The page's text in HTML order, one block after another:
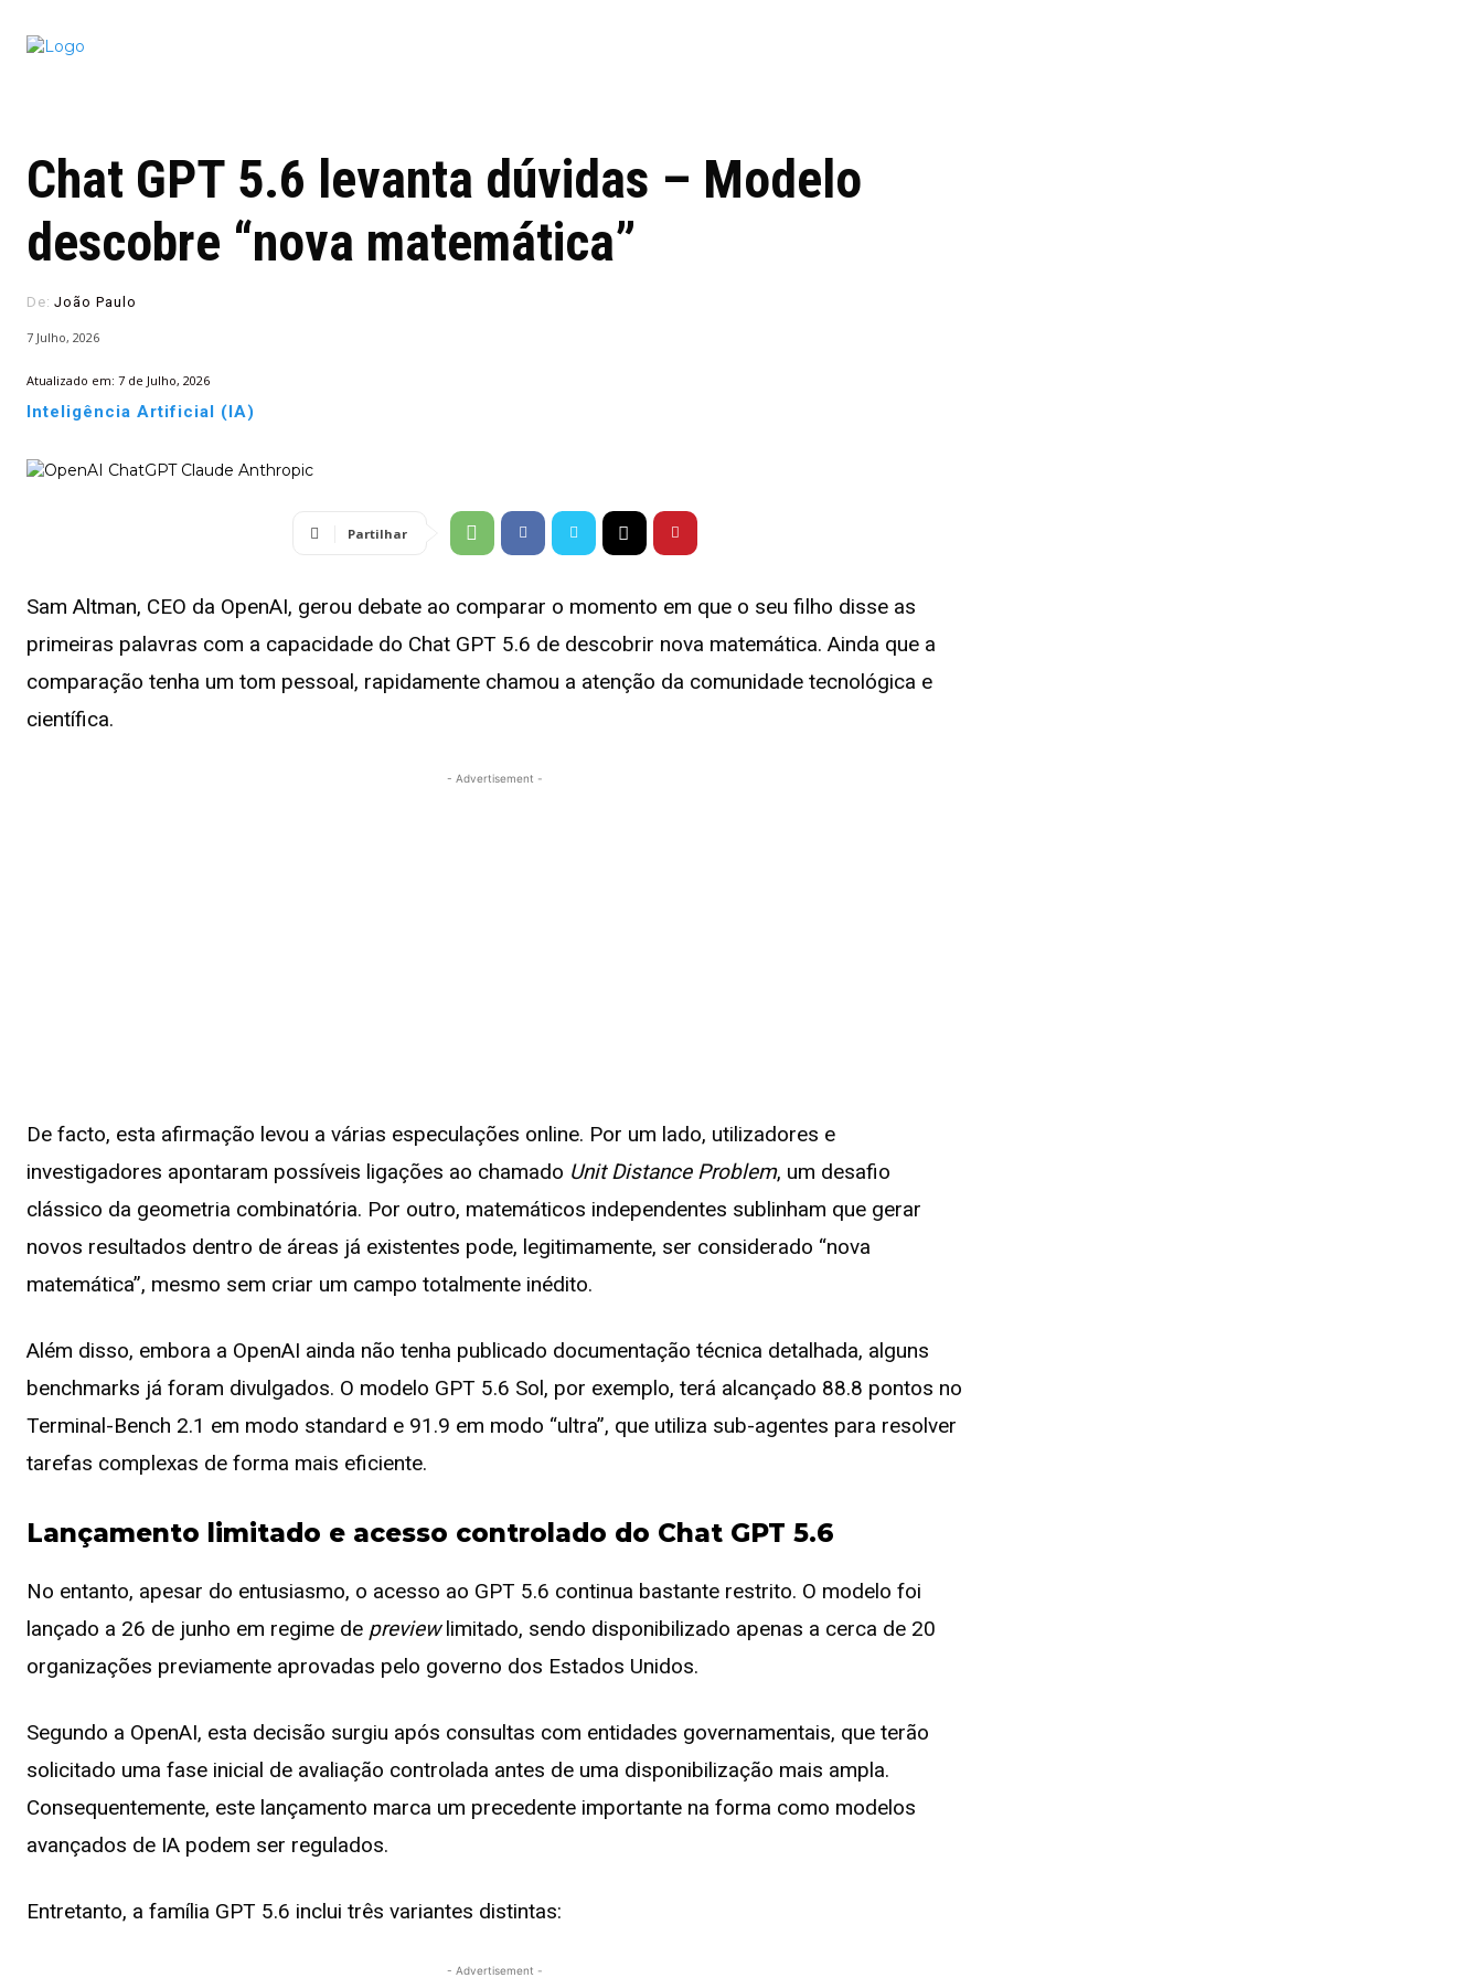
Chat GPT 5.6 levanta dúvidas – Modelo
descobre “nova matemática”
De: João Paulo
7 Julho, 2026
Atualizado em: 7 de Julho, 2026
Inteligência Artificial (IA)
Partilhar
Sam Altman, CEO da OpenAI, gerou debate ao comparar o momento em que o seu filho disse as
primeiras palavras com a capacidade do Chat GPT 5.6 de descobrir nova matemática. Ainda que a
comparação tenha um tom pessoal, rapidamente chamou a atenção da comunidade tecnológica e
científica.
- Advertisement -
De facto, esta afirmação levou a várias especulações online. Por um lado, utilizadores e
investigadores apontaram possíveis ligações ao chamado Unit Distance Problem, um desafio
clássico da geometria combinatória. Por outro, matemáticos independentes sublinham que gerar
novos resultados dentro de áreas já existentes pode, legitimamente, ser considerado “nova
matemática”, mesmo sem criar um campo totalmente inédito.
Além disso, embora a OpenAI ainda não tenha publicado documentação técnica detalhada, alguns
benchmarks já foram divulgados. O modelo GPT 5.6 Sol, por exemplo, terá alcançado 88.8 pontos no
Terminal-Bench 2.1 em modo standard e 91.9 em modo “ultra”, que utiliza sub-agentes para resolver
tarefas complexas de forma mais eficiente.
Lançamento limitado e acesso controlado do Chat GPT 5.6
No entanto, apesar do entusiasmo, o acesso ao GPT 5.6 continua bastante restrito. O modelo foi
lançado a 26 de junho em regime de previewlimitado, sendo disponibilizado apenas a cerca de 20
organizações previamente aprovadas pelo governo dos Estados Unidos.
Segundo a OpenAI, esta decisão surgiu após consultas com entidades governamentais, que terão
solicitado uma fase inicial de avaliação controlada antes de uma disponibilização mais ampla.
Consequentemente, este lançamento marca um precedente importante na forma como modelos
avançados de IA podem ser regulados.
Entretanto, a família GPT 5.6 inclui três variantes distintas:
- Advertisement -